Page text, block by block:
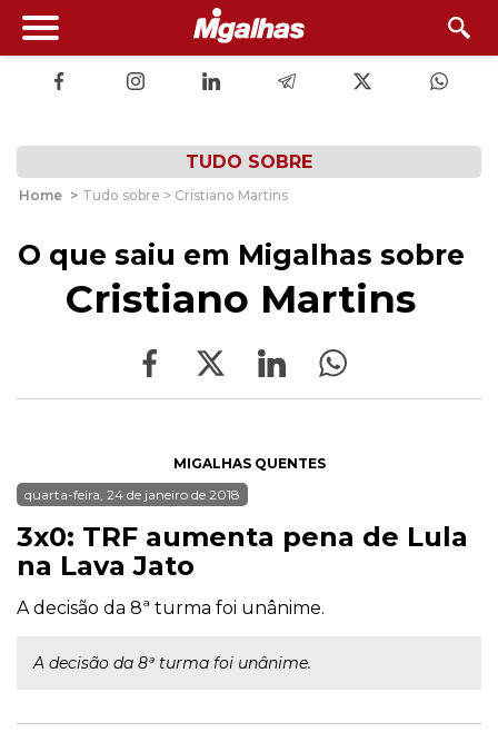
TUDO SOBRE
Home > Tudo sobre > Cristiano Martins
O que saiu em Migalhas sobre
Cristiano Martins
MIGALHAS QUENTES
quarta-feira, 24 de janeiro de 2018
3x0: TRF aumenta pena de Lula
na Lava Jato
A decisão da 8ª turma foi unânime.
A decisão da 8ª turma foi unânime.